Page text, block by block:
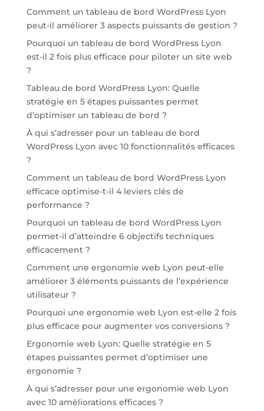
Comment un tableau de bord WordPress Lyon
peut-il améliorer 3 aspects puissants de gestion ?
Pourquoi un tableau de bord WordPress Lyon
est-il 2 fois plus efficace pour piloter un site web
?
Tableau de bord WordPress Lyon: Quelle
stratégie en 5 étapes puissantes permet
d’optimiser un tableau de bord ?
À qui s’adresser pour un tableau de bord
WordPress Lyon avec 10 fonctionnalités efficaces
?
Comment un tableau de bord WordPress Lyon
efficace optimise-t-il 4 leviers clés de
performance ?
Pourquoi un tableau de bord WordPress Lyon
permet-il d’atteindre 6 objectifs techniques
efficacement ?
Comment une ergonomie web Lyon peut-elle
améliorer 3 éléments puissants de l’expérience
utilisateur ?
Pourquoi une ergonomie web Lyon est-elle 2 fois
plus efficace pour augmenter vos conversions ?
Ergonomie web Lyon: Quelle stratégie en 5
étapes puissantes permet d’optimiser une
ergonomie ?
À qui s’adresser pour une ergonomie web Lyon
avec 10 améliorations efficaces ?